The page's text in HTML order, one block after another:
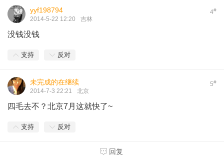
4#
yyf198794
2014-5-22 12:20 吉林
没钱没钱
支持 反对
5#
未完成的在继续
2014-7-3 22:21 北京
四毛去不？北京7月这就快了~
支持 反对
回复